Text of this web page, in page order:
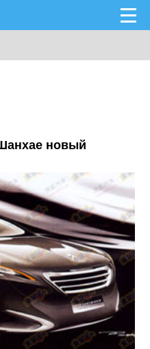
новый